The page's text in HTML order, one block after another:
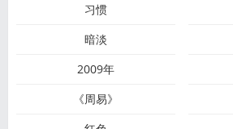
习惯
暗淡
2009年
《周易》